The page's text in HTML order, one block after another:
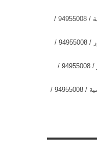
تركيب رسيفر بي ان سبورت العمرية / 94955008 /
تركيب رسيفر بي ان سبورت القصور / 94955008 /
تركيب رسيفر بي ان سبورت القصر / 94955008 /
تركيب رسيفر بي ان سبورت القادسية / 94955008 /